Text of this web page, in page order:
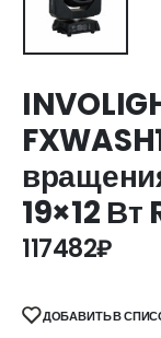
19×12 Вт
117482₽
ДОБАВИТЬ В